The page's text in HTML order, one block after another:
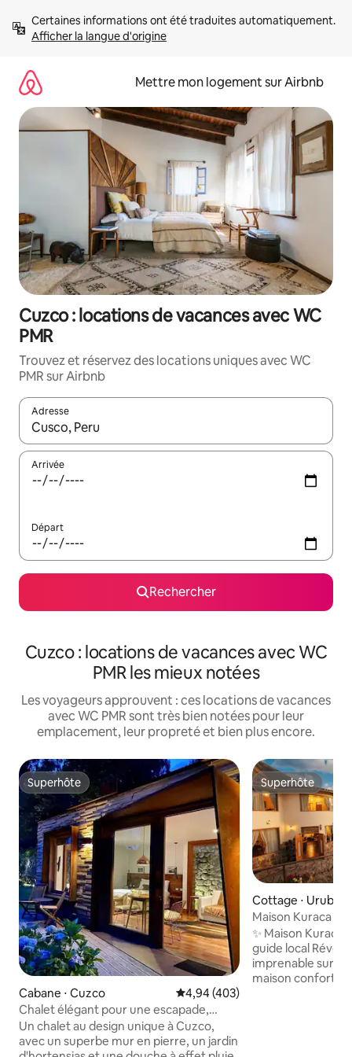
directement
Afficher la langue d'origine
Mettre mon logement sur Airbnb
Cuzco : locations de vacances avec WC
PMR
Trouvez et réservez des locations uniques avec WC
PMR sur Airbnb
Adresse
Lorsque les résultats s'affichent, utilisez les flèches vers le
Arrivée
Départ
Rechercher
Cuzco : locations de vacances avec WC
PMR les mieux notées
Les voyageurs approuvent : ces locations de vacances
avec WC PMR sont très bien notées pour leur
emplacement, leur propreté et bien plus encore.
Superhôte
Superhôte
Cabane ⋅ Cuzco Évaluation moyenne sur la
4,94 (403)
Chalet élégant pour une escapade,
proche du centre-ville
Un chalet au design unique à Cuzco,
avec un superbe mur en pierre, un jardin
Superhôte
Superhôte
Cottage ⋅
Maison Kuraca •
piscine
✨ Maison Kuraca
guide local Réveillez-vous avec une vue
imprenable sur la
maison